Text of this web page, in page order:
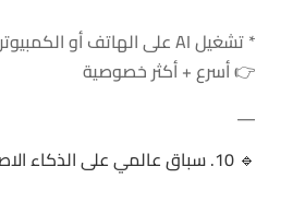
* تشغيل AI على الهاتف أو الكمبيوتر بدون إنترنت
👉 أسرع + أكثر خصوصية
—
🔹 10. سباق عالمي على الذكاء الاصطناعي